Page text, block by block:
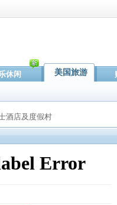
休闲 美国旅游
酒店及度假村